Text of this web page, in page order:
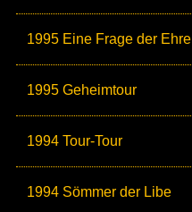
1995 Eine Frage der Ehre
1995 Geheimtour
1994 Tour-Tour
1994 Sömmer der Libe